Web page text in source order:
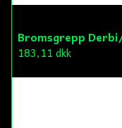
183,11 dkk